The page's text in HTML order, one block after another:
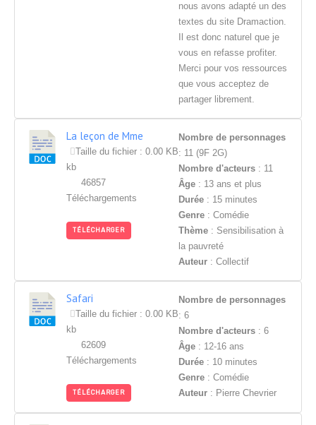
nous avons adapté un des
textes du site Dramaction.
Il est donc naturel que je
vous en refasse profiter.
Merci pour vos ressources
que vous acceptez de
partager librement.
La leçon de Mme
Chocotoffva
Taille du fichier : 0.00 KB
kb
46857
Téléchargements
TÉLÉCHARGER
Nombre de personnages
: 11 (9F 2G)
Nombre d'acteurs : 11
Âge : 13 ans et plus
Durée : 15 minutes
Genre : Comédie
Thème : Sensibilisation à
la pauvreté
Auteur : Collectif
Safari
Taille du fichier : 0.00 KB
kb
62609
Téléchargements
TÉLÉCHARGER
Nombre de personnages
: 6
Nombre d'acteurs : 6
Âge : 12-16 ans
Durée : 10 minutes
Genre : Comédie
Auteur : Pierre Chevrier